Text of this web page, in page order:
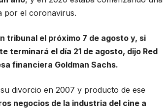
por el coronavirus.
tribunal el próximo 7 de agosto y, si
terminará el día 21 de agosto, dijo Red
financiera Goldman Sachs.
divorcio en 2007 y producto de ese
negocios de la industria del cine a